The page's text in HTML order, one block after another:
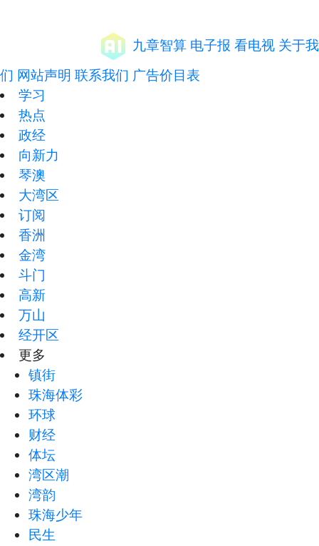
九章智算 电子报 看电视 关于我
们 网站声明 联系我们 广告价目表
学习
热点
政经
向新力
琴澳
大湾区
订阅
香洲
金湾
斗门
高新
万山
经开区
更多
镇街
珠海体彩
环球
财经
体坛
湾区潮
湾韵
珠海少年
民生